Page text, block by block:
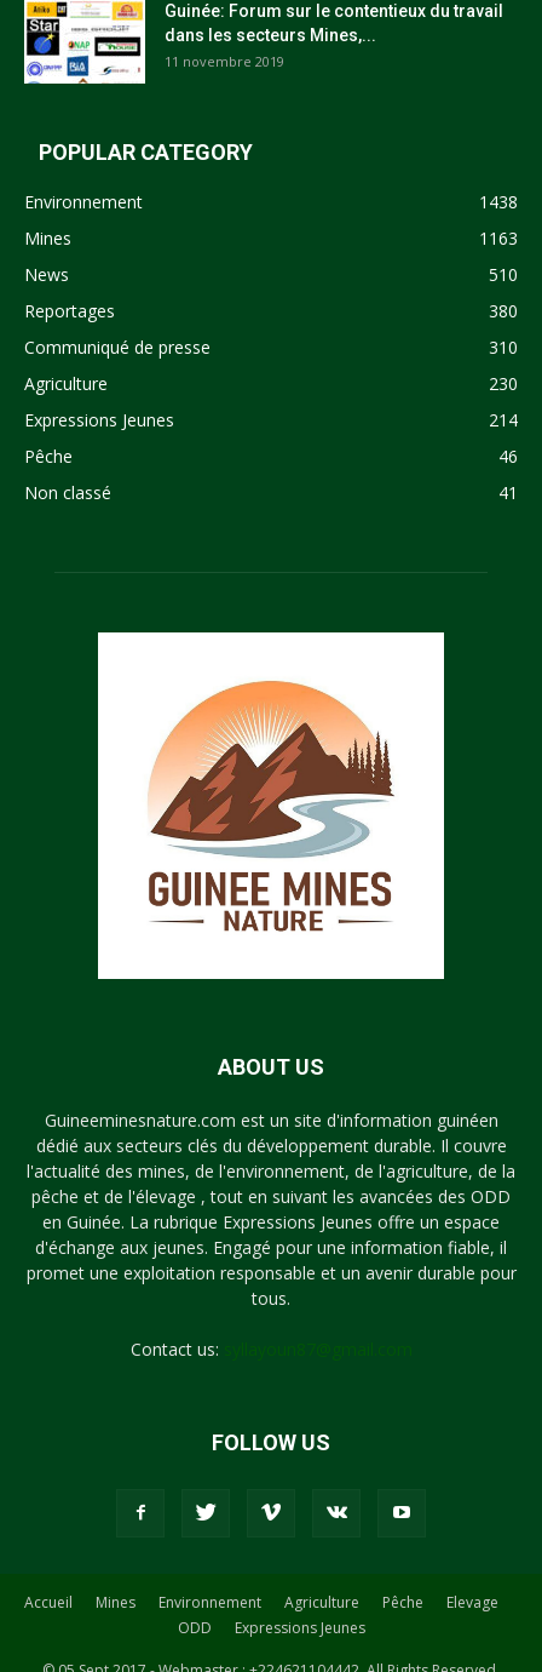
Guinée: Forum sur le contentieux du travail
dans les secteurs Mines,...
11 novembre 2019
POPULAR CATEGORY
Environnement
1438
Mines
1163
News
510
Reportages
380
Communiqué de presse
310
Agriculture
230
Expressions Jeunes
214
Pêche
46
Non classé
41
ABOUT US
Guineeminesnature.com est un site d'information guinéen
dédié aux secteurs clés du développement durable. Il couvre
l'actualité des mines, de l'environnement, de l'agriculture, de la
pêche et de l'élevage , tout en suivant les avancées des ODD
en Guinée. La rubrique Expressions Jeunes offre un espace
d'échange aux jeunes. Engagé pour une information fiable, il
promet une exploitation responsable et un avenir durable pour
tous.
Contact us:
FOLLOW US
Accueil Mines Environnement Agriculture Pêche
Elevage
ODD
Expressions Jeunes